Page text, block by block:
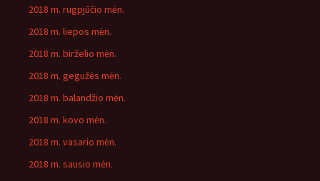
2018 m. rugpjūčio mėn.
2018 m. liepos mėn.
2018 m. birželio mėn.
2018 m. gegužės mėn.
2018 m. balandžio mėn.
2018 m. kovo mėn.
2018 m. vasario mėn.
2018 m. sausio mėn.